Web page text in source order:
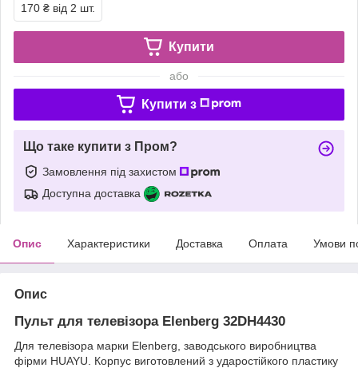
170 ₴ від 2 шт.
Купити
або
Купити з
Що таке купити з Пром?
Замовлення під захистом
Доступна доставка
Опис Характеристики Доставка Оплата Умови
Опис
Пульт для телевізора Elenberg 32DH4430
Для телевізора марки Elenberg, заводського виробництва
фірми HUAYU. Корпус виготовлений з ударостійкого пластику